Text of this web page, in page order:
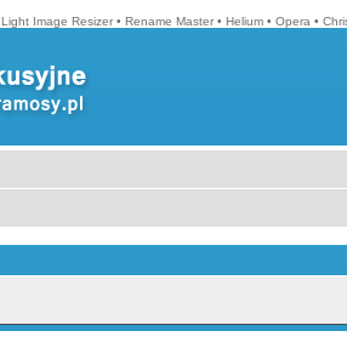
Light Image Resizer • Rename Master • Helium • Opera •